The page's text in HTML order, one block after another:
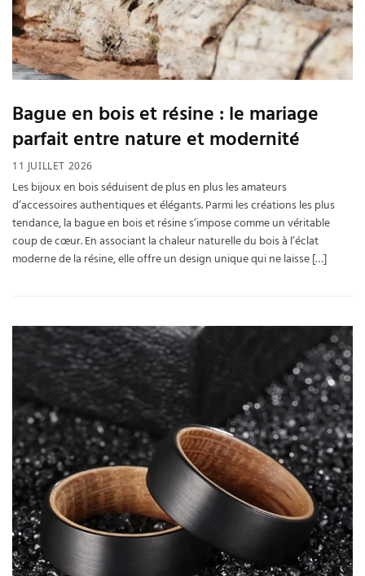
Bague en bois et résine : le mariage
parfait entre nature et modernité
11 JUILLET 2026
Les bijoux en bois séduisent de plus en plus les amateurs
d’accessoires authentiques et élégants. Parmi les créations les plus
tendance, la bague en bois et résine s’impose comme un véritable
coup de cœur. En associant la chaleur naturelle du bois à l’éclat
moderne de la résine, elle offre un design unique qui ne laisse […]